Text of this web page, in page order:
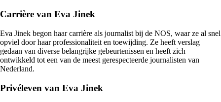
Carrière van Eva Jinek
Eva Jinek begon haar carrière als journalist bij de NOS, waar ze al snel
opviel door haar professionaliteit en toewijding. Ze heeft verslag
gedaan van diverse belangrijke gebeurtenissen en heeft zich
ontwikkeld tot een van de meest gerespecteerde journalisten van
Nederland.
Privéleven van Eva Jinek